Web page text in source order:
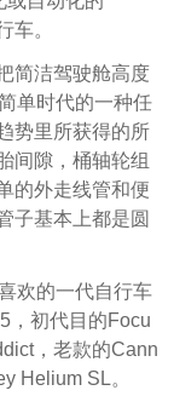
车。
简洁驾驶舱高度
单时代的一种任
势里所获得的所
间隙，桶轴轮组
的外走线管和便
子基本上都是圆
欢的一代自行车
，初代目的Focu
，老款的Cann
Helium SL。